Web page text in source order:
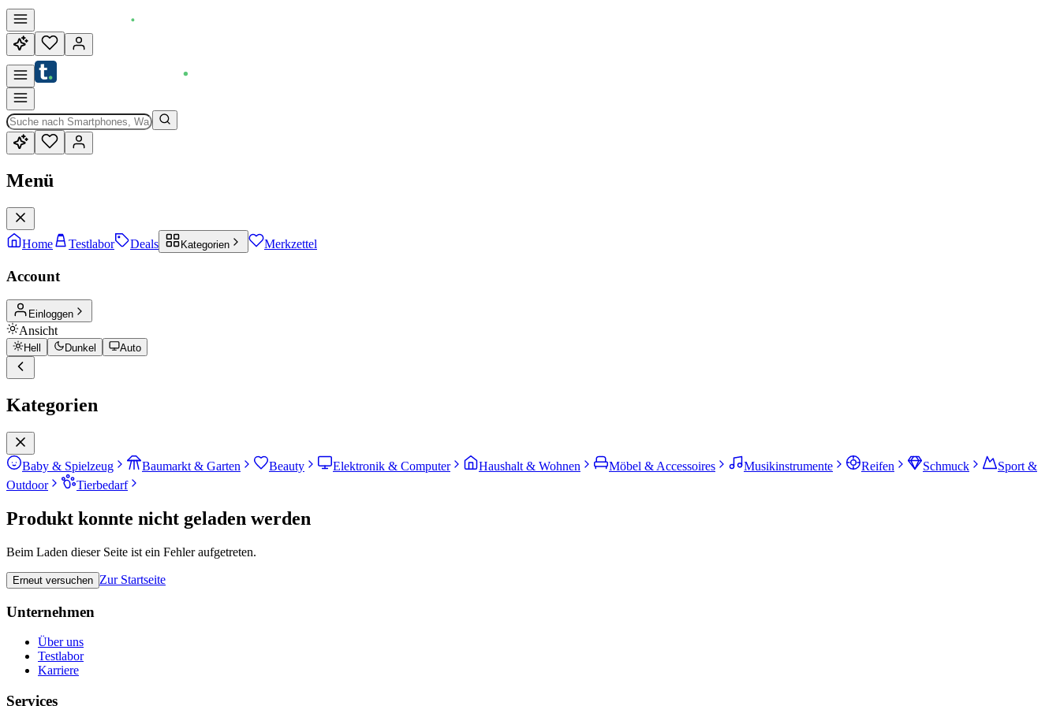
Menü
Home Testlabor Deals Kategorien Merkzettel
Account
Einloggen
Ansicht
Hell Dunkel Auto
Kategorien
Baby & Spielzeug Baumarkt & Garten Beauty Elektronik & Computer Haushalt & Wohnen Möbel & Accessoires Musikinstrumente Reifen Schmuck
Sport &
Outdoor
Tierbedarf
Produkt konnte nicht geladen werden
Beim Laden dieser Seite ist ein Fehler aufgetreten.
Erneut versuchen Zur Startseite
Unternehmen
Über uns
Testlabor
Karriere
Services